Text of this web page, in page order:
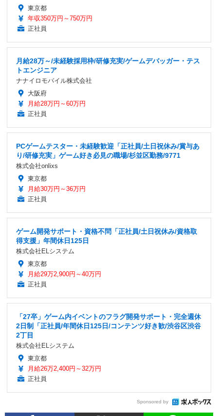
東京都
年収350万円～750万円
正社員
月給28万～/未経験採用枠/研修充実/ゲームデバッガー・テス
トエンジニア
ナナイロモバイル株式会社
大阪府
月給28万円～60万円
正社員
PCゲームテスター・未経験歓迎「正社員/土日祝休み/賞与あ
り/研修充実」ゲーム好き必見の職場/杉並区勤務/9771
株式会社onlixs
東京都
月給30万円～36万円
正社員
ゲーム開発サポート・資格不問「正社員/土日祝休み/資格取
得支援」年間休日125日
株式会社ELシステム
東京都
月給29万2,900円～40万円
正社員
「27卒」ゲーム内イベントのフラグ開発サポート・完全週休
2日制「正社員/年間休日125日/コンテンツ好き歓/渋谷区渋谷
2丁目
株式会社ELシステム
東京都
月給26万2,400円～32万円
正社員
Sponsored by